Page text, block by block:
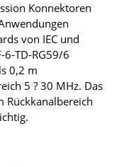
Konnektoren
von IEC und
6-TD-RG59/6
0,2 m
5 ? 30 MHz. Das
Rückkanalbereich